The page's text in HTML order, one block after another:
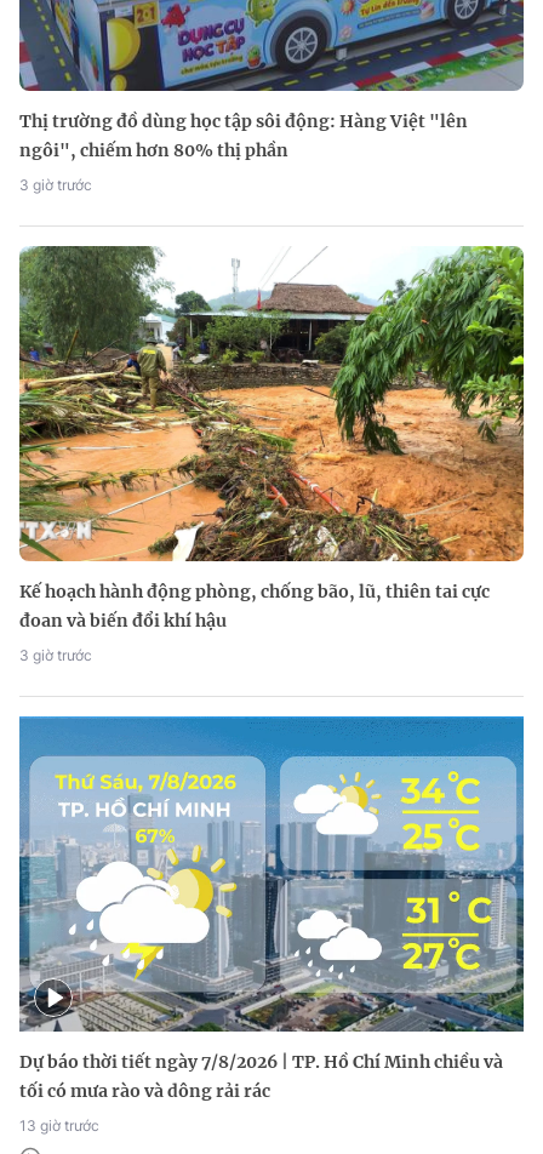
Thị trường đồ dùng học tập sôi động: Hàng Việt "lên
ngôi", chiếm hơn 80% thị phần
3 giờ trước
Kế hoạch hành động phòng, chống bão, lũ, thiên tai cực
đoan và biến đổi khí hậu
3 giờ trước
Dự báo thời tiết ngày 7/8/2026 | TP. Hồ Chí Minh chiều và
tối có mưa rào và dông rải rác
13 giờ trước